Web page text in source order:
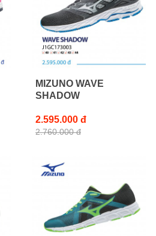
MIZUNO WAVE
SHADOW
2.595.000 đ
2.760.000 đ